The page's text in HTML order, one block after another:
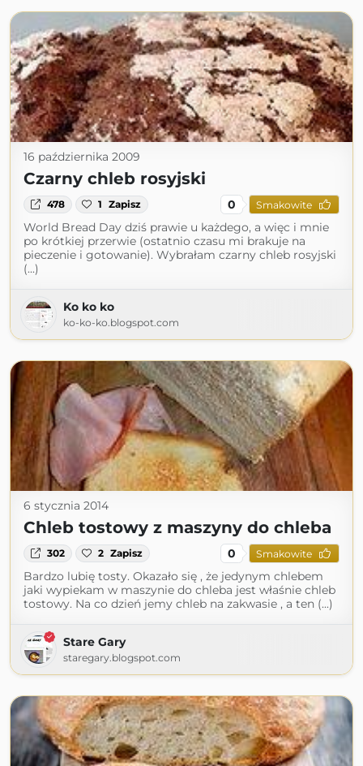
16 października 2009
Czarny chleb rosyjski
478 1 Zapisz 0 Smakowite
World Bread Day dziś prawie u każdego, a więc i mnie
po krótkiej przerwie (ostatnio czasu mi brakuje na
pieczenie i gotowanie). Wybrałam czarny chleb rosyjski
(...)
Ko ko ko
ko-ko-ko.blogspot.com
6 stycznia 2014
Chleb tostowy z maszyny do chleba
302 2 Zapisz 0 Smakowite
Bardzo lubię tosty. Okazało się , że jedynym chlebem
jaki wypiekam w maszynie do chleba jest właśnie chleb
tostowy. Na co dzień jemy chleb na zakwasie , a ten (...)
Stare Gary
staregary.blogspot.com